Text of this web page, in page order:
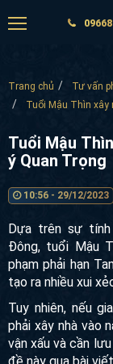
Trang chủ
Tư vấn
Tuổi Mậu Thìn xây
Tuổi Mậu
ý Quan Trọng
10:56 - 29/12/2023
Dựa trên sự tính
Đông, tuổi Mậu
phạm phải hạn
tạo ra nhiều xui
Tuy nhiên, nếu
phải xây nhà vào
vận xấu và cần